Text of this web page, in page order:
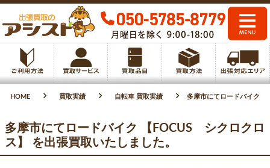
HOME 買取実績 自転車 買取実績 多摩市にてロードバイク
多摩市にてロードバイク 【FOCUS シクロクロ
ス】 を出張買取いたしました。